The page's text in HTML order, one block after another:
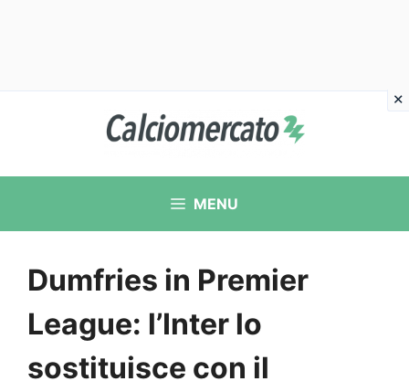
contenuto
MENU
Dumfries in Premier
League: l’Inter lo
sostituisce con il